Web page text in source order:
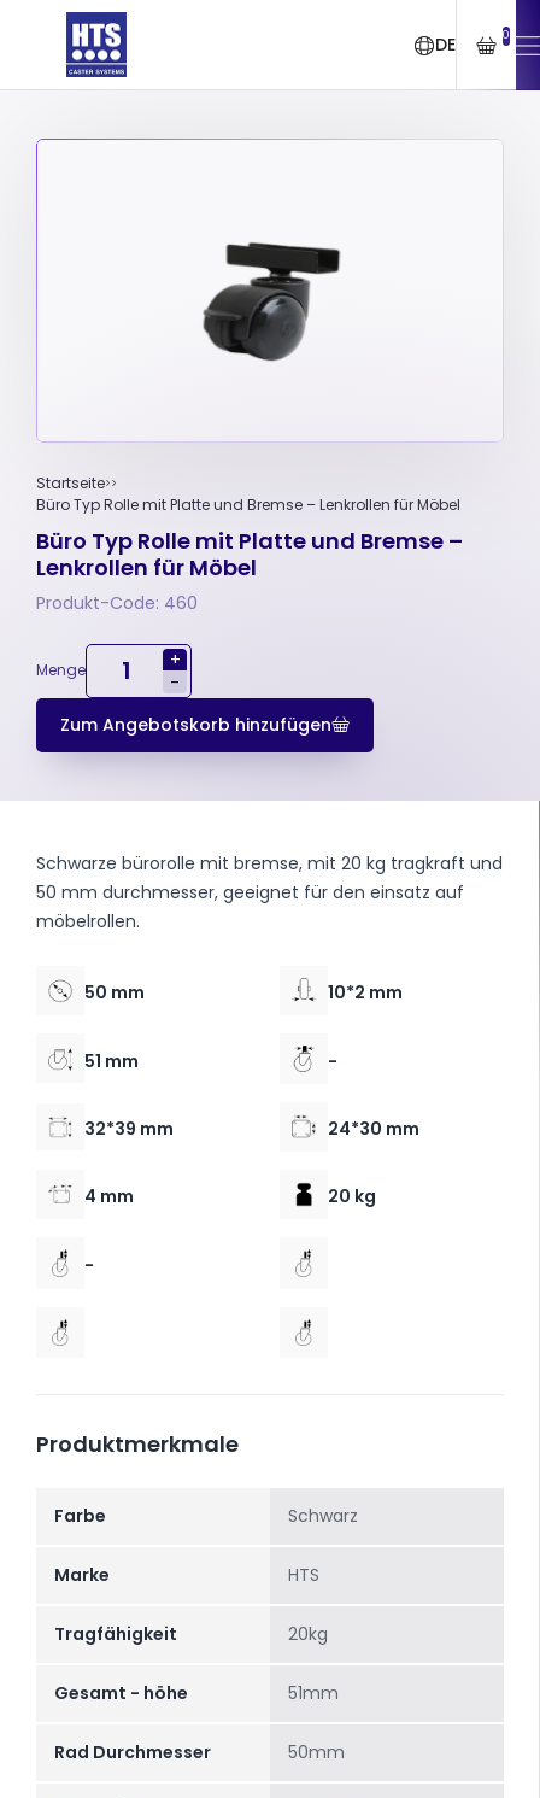
DE 0
Startseite
Büro Typ Rolle mit Platte und Bremse – Lenkrollen für Möbel
Büro Typ Rolle mit Platte und Bremse –
Lenkrollen für Möbel
Produkt-Code: 460
Menge
+
-
Zum Angebotskorb hinzufügen
Schwarze bürorolle mit bremse, mit 20 kg tragkraft und
50 mm durchmesser, geeignet für den einsatz auf
möbelrollen.
50 mm 10*2 mm
51 mm -
32*39 mm 24*30 mm
4 mm 20 kg
-
Produktmerkmale
Farbe Schwarz
Marke HTS
Tragfähigkeit 20kg
Gesamt - höhe 51mm
Rad Durchmesser 50mm